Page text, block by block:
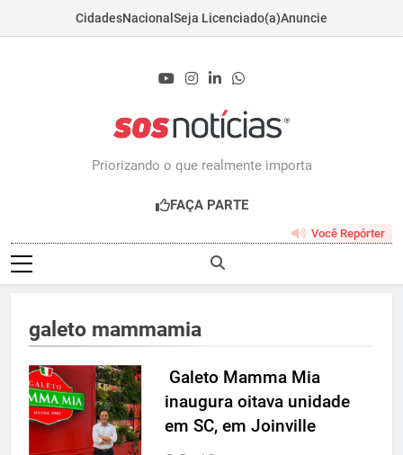
CidadesNacional Seja Licenciado(a)Anuncie
Priorizando o que realmente importa
FAÇA PARTE
Você Repórter
galeto mammamia
Galeto Mamma Mia
inaugura oitava unidade
em SC, em Joinville